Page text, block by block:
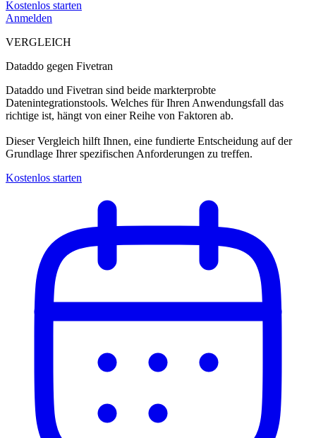
Kostenlos starten
Anmelden
VERGLEICH
Dataddo gegen Fivetran
Dataddo und Fivetran sind beide markterprobte
Datenintegrationstools. Welches für Ihren Anwendungsfall das
richtige ist, hängt von einer Reihe von Faktoren ab.
Dieser Vergleich hilft Ihnen, eine fundierte Entscheidung auf der
Grundlage Ihrer spezifischen Anforderungen zu treffen.
Kostenlos starten